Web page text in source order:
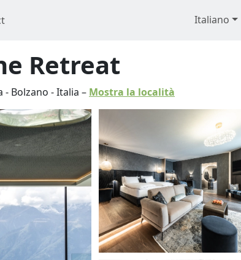
Italiano
Retreat
- Bolzano -Italia – Mostra la località